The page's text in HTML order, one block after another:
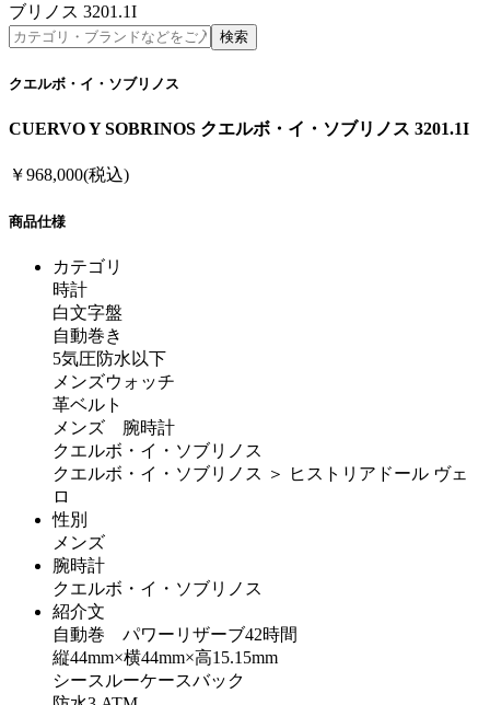
ブリノス 3201.1I
クエルボ・イ・ソブリノス
CUERVO Y SOBRINOS クエルボ・イ・ソブリノス 3201.1I
￥968,000(税込)
商品仕様
カテゴリ
時計
白文字盤
自動巻き
5気圧防水以下
メンズウォッチ
革ベルト
メンズ 腕時計
クエルボ・イ・ソブリノス
クエルボ・イ・ソブリノス ＞ ヒストリアドール ヴェ
ロ
性別
メンズ
腕時計
クエルボ・イ・ソブリノス
紹介文
自動巻 パワーリザーブ42時間
縦44mm×横44mm×高15.15mm
シースルーケースバック